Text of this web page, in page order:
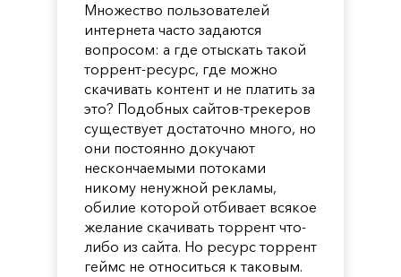
Множество пользователей
интернета часто задаются
вопросом: а где отыскать такой
торрент-ресурс, где можно
скачивать контент и не платить за
это? Подобных сайтов-трекеров
существует достаточно много, но
они постоянно докучают
нескончаемыми потоками
никому ненужной рекламы,
обилие которой отбивает всякое
желание скачивать торрент что-
либо из сайта. Но ресурс торрент
геймс не относиться к таковым.